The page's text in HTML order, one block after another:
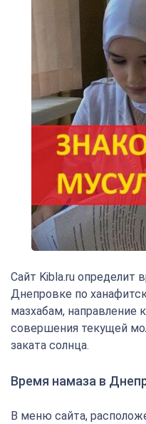
Сайт Kibla.ru определит
Днепровке по
мазхабам, направление
совершения текущей
заката солнца.
Время намаза в
В меню сайта,